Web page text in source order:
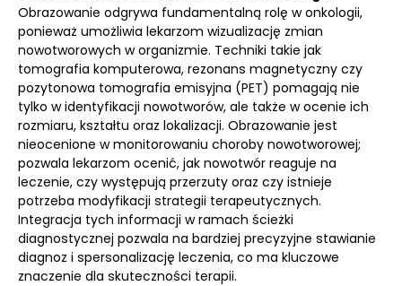
Obrazowanie odgrywa fundamentalną rolę w onkologii,
ponieważ umożliwia lekarzom wizualizację zmian
nowotworowych w organizmie. Techniki takie jak
tomografia komputerowa, rezonans magnetyczny czy
pozytonowa tomografia emisyjna (PET) pomagają nie
tylko w identyfikacji nowotworów, ale także w ocenie ich
rozmiaru, kształtu oraz lokalizacji. Obrazowanie jest
nieocenione w monitorowaniu choroby nowotworowej;
pozwala lekarzom ocenić, jak nowotwór reaguje na
leczenie, czy występują przerzuty oraz czy istnieje
potrzeba modyfikacji strategii terapeutycznych.
Integracja tych informacji w ramach ścieżki
diagnostycznej pozwala na bardziej precyzyjne stawianie
diagnoz i spersonalizację leczenia, co ma kluczowe
znaczenie dla skuteczności terapii.